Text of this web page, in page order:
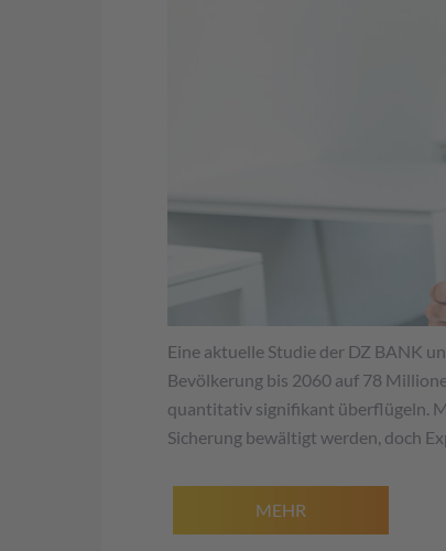
Eine aktuelle Studie der DZ BANK
Bevölkerung bis 2060 auf 78
quantitativ signifikant überflügeln.
Sicherung bewältigt werden, doch
MEHR